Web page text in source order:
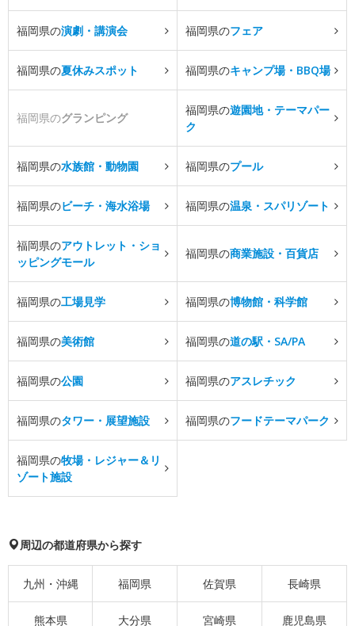
福岡県の演劇・講演会 福岡県のフェア
福岡県の夏休みスポット 福岡県のキャンプ場・BBQ場
福岡県のグランピング
福岡県の遊園地・テーマパー
ク
福岡県の水族館・動物園 福岡県のプール
福岡県のビーチ・海水浴場 福岡県の温泉・スパリゾート
福岡県のアウトレット・ショ
ッピングモール
福岡県の商業施設・百貨店
福岡県の工場見学 福岡県の博物館・科学館
福岡県の美術館 福岡県の道の駅・SA/PA
福岡県の公園 福岡県のアスレチック
福岡県のタワー・展望施設 福岡県のフードテーマパーク
福岡県の牧場・レジャー＆リ
ゾート施設
周辺の都道府県から探す
九州・沖縄 福岡県 佐賀県 長崎県
熊本県 大分県 宮崎県 鹿児島県